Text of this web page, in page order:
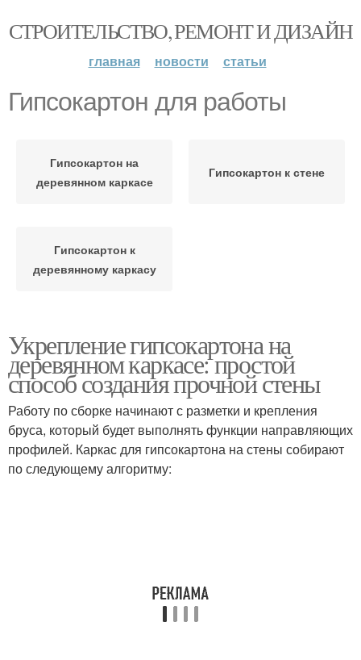
СТРОИТЕЛЬСТВО, РЕМОНТ И ДИЗАЙН
главная новости статьи
Гипсокартон для работы
Гипсокартон на
деревянном каркасе
Гипсокартон к стене
Гипсокартон к
деревянному каркасу
Укрепление гипсокартона на
деревянном каркасе: простой
способ создания прочной стены
Работу по сборке начинают с разметки и крепления
бруса, который будет выполнять функции направляющих
профилей. Каркас для гипсокартона на стены собирают
по следующему алгоритму: